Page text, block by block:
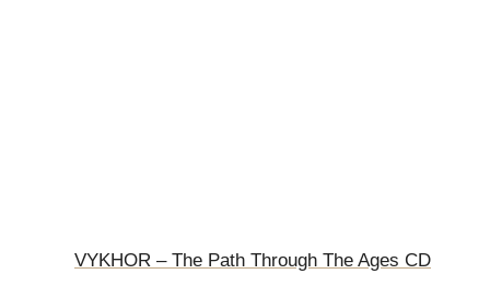
VYKHOR – The Path Through The Ages CD